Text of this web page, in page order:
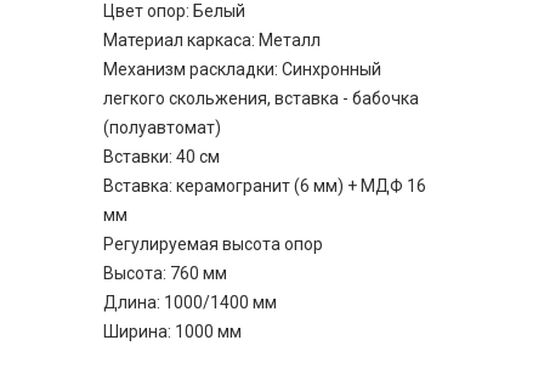
Цвет опор: Белый
Материал каркаса: Металл
Механизм раскладки: Синхронный
легкого скольжения, вставка - бабочка
(полуавтомат)
Вставки: 40 см
Вставка: керамогранит (6 мм) + МДФ 16
мм
Регулируемая высота опор
Высота: 760 мм
Длина: 1000/1400 мм
Ширина: 1000 мм